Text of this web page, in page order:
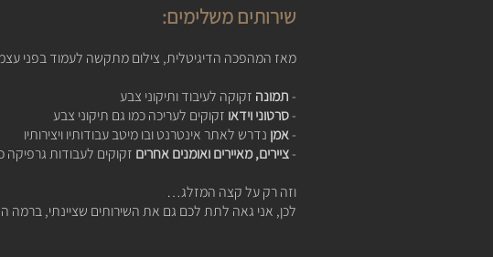
שירותים משלימים:
מאז המהפכה הדיגיטלית, צילום מתקשה לעמוד בפני
- תמונה זקוקה לעיבוד ותיקוני צבע
-סרטוני וידאו זקוקים לעריכה כמו גם תיקוני צבע
-אמן נדרש לאתר אינטרנט ובו מיטב עבודותיו ויצירותיו
-ציירים, מאיירים ואומנים אחרים זקוקים לעבודות גרפיקה
וזה רק על קצה המזלג…
לכן, אני גאה לתת לכם גם את השירותים שציינתי, ברמה